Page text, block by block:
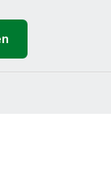
online
der